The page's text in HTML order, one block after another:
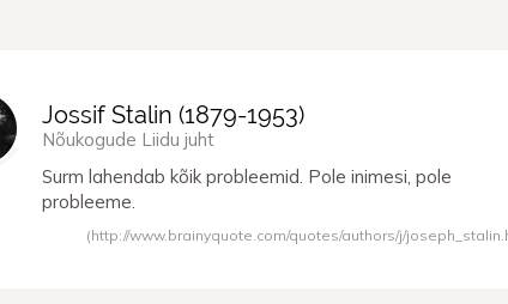
Jossif Stalin (1879-1953)
Nõukogude Liidu juht
Surm lahendab kõik probleemid. Pole inimesi, pole
probleeme.
(http://www.brainyquote.com/quotes/authors/j/